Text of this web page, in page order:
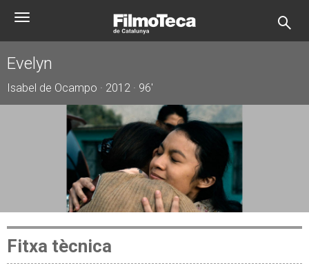
Toggle
Evelyn
Isabel de Ocampo · 2012 · 96'
Fitxa tècnica